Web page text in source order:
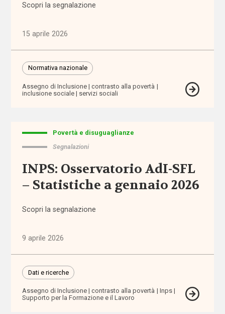
alunni
Alzheimer
ambiente
amministratore
di sostegno
amministrazione
condivisa
Anac
anagrafe
Anpal
Scopri la segnalazione
15 aprile 2026
Normativa nazionale
Assegno di Inclusione
contrasto alla povertà
inclusione sociale
servizi sociali
Povertà e disuguaglianze
Segnalazioni
INPS: Osservatorio AdI-SFL
– Statistiche a gennaio 2026
Scopri la segnalazione
9 aprile 2026
Dati e ricerche
Assegno di Inclusione contrasto alla povertà
Inps
Supporto per la Formazione e il Lavoro